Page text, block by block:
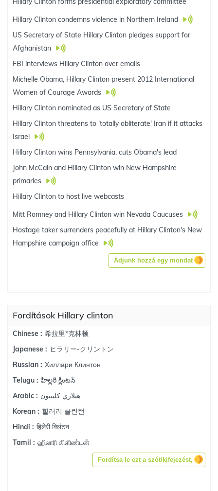
Hillary Clinton condemns violence in Northern Ireland
US Secretary of State Hillary Clinton pledges support for
Afghanistan
FBI interviews Hillary Clinton over emails
Michelle Obama, Hillary Clinton present 2012 International
Women of Courage Awards
Hillary Clinton nominated as US Secretary of State
Hillary Clinton threatens to 'totally obliterate' Iran if it attacks
Israel
Hillary Clinton wins Pennsylvania, cuts Obama's lead
John McCain and Hillary Clinton win New Hampshire
primaries
Hillary Clinton to host live webcasts
Mitt Romney and Hillary Clinton win Nevada Caucuses
Hostage taker surrenders peacefully at Hillary Clinton's New
Hampshire campaign office
Adjunk hozzá egy mondat
Fordítások Hillary clinton
Chinese : 希拉里*克林顿
Japanese : ヒラリー-クリントン
Russian : Хиллари Клинтон
Telugu : హిల్లరీ క్లింటన్
Arabic : هيلاري كلينتون
Korean : 힐러리 클린턴
Hindi : हिलेरी क्लिंटन
Tamil : ஹிலாரி கிளிண்டன்
Fordítsa le ezt a szót/kifejezést,